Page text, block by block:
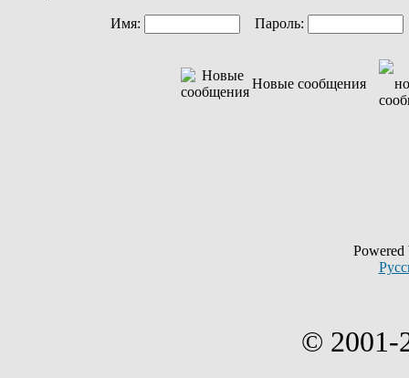
Имя: Пароль:
Новые сообщения
© 2001-